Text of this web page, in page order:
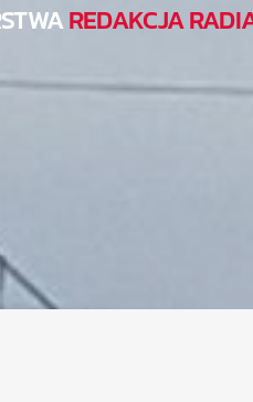
REDAKCJA